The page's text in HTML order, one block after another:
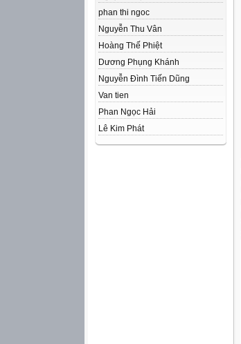
phan thi ngoc
Nguyễn Thu Vân
Hoàng Thế Phiệt
Dương Phụng Khánh
Nguyễn Đình Tiến Dũng
Van tien
Phan Ngọc Hải
Lê Kim Phát